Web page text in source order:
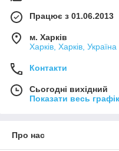
Працює з 01.06.2013
м. Харків
Харків, Харків, Україна
Контакти
Сьогодні вихідний
Показати весь
Про нас